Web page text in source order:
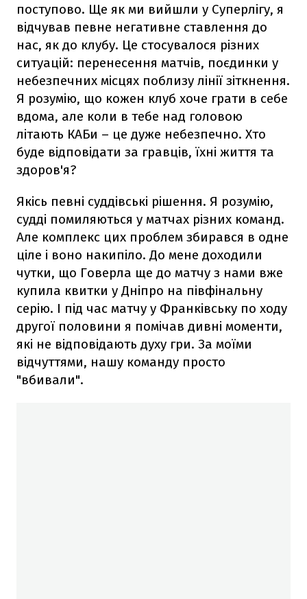
поступово. Ще як ми вийшли у Суперлігу, я
відчував певне негативне ставлення до
нас, як до клубу. Це стосувалося різних
ситуацій: перенесення матчів, поєдинки у
небезпечних місцях поблизу лінії зіткнення.
Я розумію, що кожен клуб хоче грати в себе
вдома, але коли в тебе над головою
літають КАБи – це дуже небезпечно. Хто
буде відповідати за гравців, їхні життя та
здоров'я?
Якісь певні суддівські рішення. Я розумію,
судді помиляються у матчах різних команд.
Але комплекс цих проблем збирався в одне
ціле і воно накипіло. До мене доходили
чутки, що Говерла ще до матчу з нами вже
купила квитки у Дніпро на півфінальну
серію. І під час матчу у Франківську по ходу
другої половини я помічав дивні моменти,
які не відповідають духу гри. За моїми
відчуттями, нашу команду просто
"вбивали".